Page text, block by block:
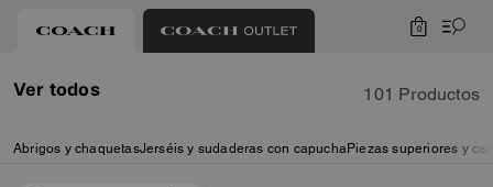
0
Ver todos 101 Productos
Abrigos y chaquetasJerséis y sudaderas con capuchaPiezas superiores y